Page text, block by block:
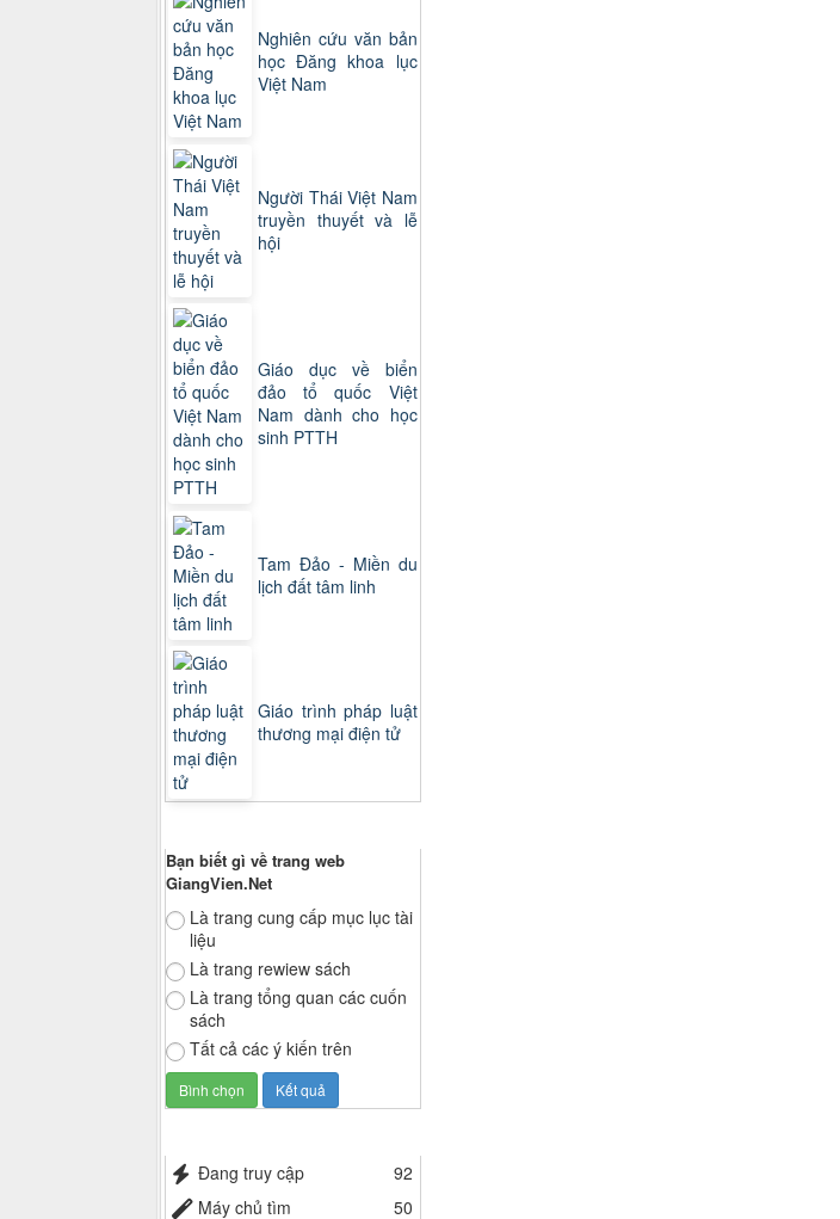
Nghiên cứu văn bản
học Đăng khoa lục
Việt Nam
Người Thái Việt Nam
truyền thuyết và lễ
hội
Giáo dục về biển
đảo tổ quốc Việt
Nam dành cho học
sinh PTTH
Tam Đảo - Miền du
lịch đất tâm linh
Giáo trình pháp luật
thương mại điện tử
Bạn biết gì về trang web
GiangVien.Net
Là trang cung cấp mục lục tài
liệu
Là trang rewiew sách
Là trang tổng quan các cuốn
sách
Tất cả các ý kiến trên
Đang truy cập
92
Máy chủ tìm
50